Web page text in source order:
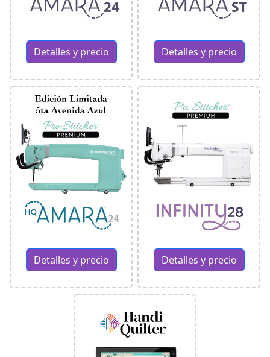
Detalles y precio Detalles y precio
Detalles y precio Detalles y precio